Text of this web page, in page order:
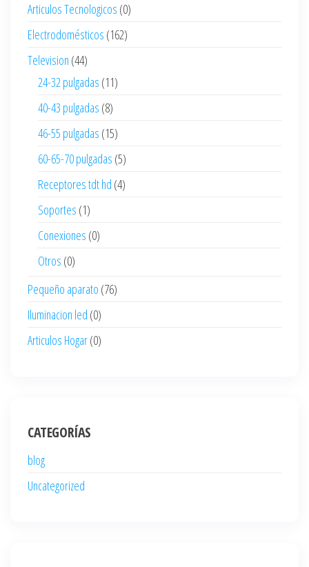
Articulos Tecnologicos (0)
Electrodomésticos (162)
Television (44)
24-32 pulgadas (11)
40-43 pulgadas (8)
46-55 pulgadas (15)
60-65-70 pulgadas (5)
Receptores tdt hd (4)
Soportes (1)
Conexiones (0)
Otros (0)
Pequeño aparato (76)
Iluminacion led (0)
Articulos Hogar(0)
CATEGORÍAS
blog
Uncategorized